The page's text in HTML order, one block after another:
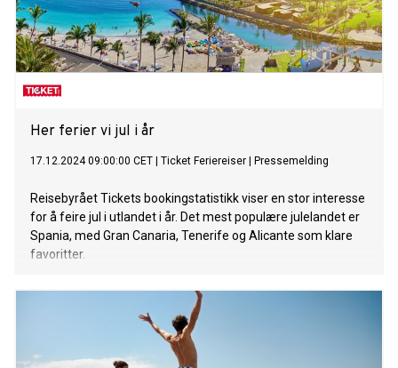
Her ferier vi jul i år
17.12.2024 09:00:00 CET Ticket Feriereiser Pressemelding
Reisebyrået Tickets bookingstatistikk viser en stor interesse
for å feire jul i utlandet i år. Det mest populære julelandet er
Spania, med Gran Canaria, Tenerife og Alicante som klare
favoritter.